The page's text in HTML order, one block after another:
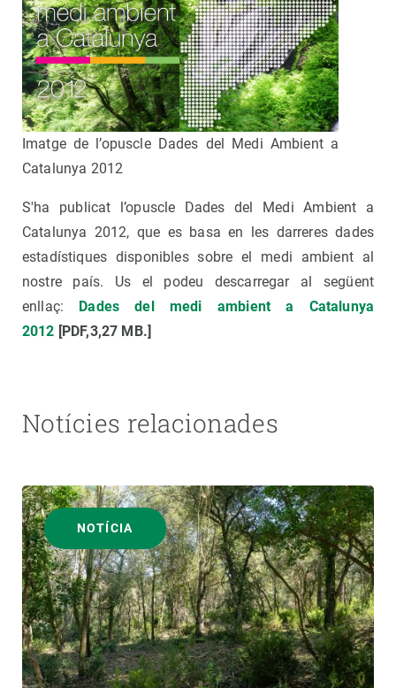
Imatge de l’opuscle Dades del Medi Ambient a
Catalunya 2012
S'ha publicat l’opuscle Dades del Medi Ambient a
Catalunya 2012, que es basa en les darreres dades
estadístiques disponibles sobre el medi ambient al
nostre país. Us el podeu descarregar al següent
enllaç: Dades del medi ambient a Catalunya
2012 [PDF,3,27 MB.]
Notícies relacionades
NOTÍCIA